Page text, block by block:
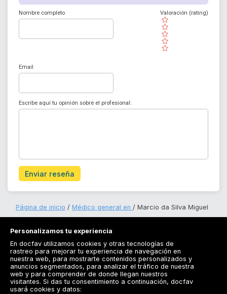
Nombre completo
( )
( )
( )
( )
( )
Valoración (rating)
Email
Escribe aquí tu opinión sobre el profesional:
Enviar reseña
Página de inicio Médico general en Marcio da Silva Miguel
Registrarse
Docfav
Personalizamos tu experiencia
En docfav utilizamos cookies y otras tecnologías de
rastreo para mejorar tu experiencia de navegación en
nuestra web, para mostrarte contenidos personalizados y
anuncios segmentados, para analizar el tráfico de nuestra
web y para comprender de donde llegan nuestros
visitantes. Si das tu consentimiento a continuación, docfav
usará cookies y datos: